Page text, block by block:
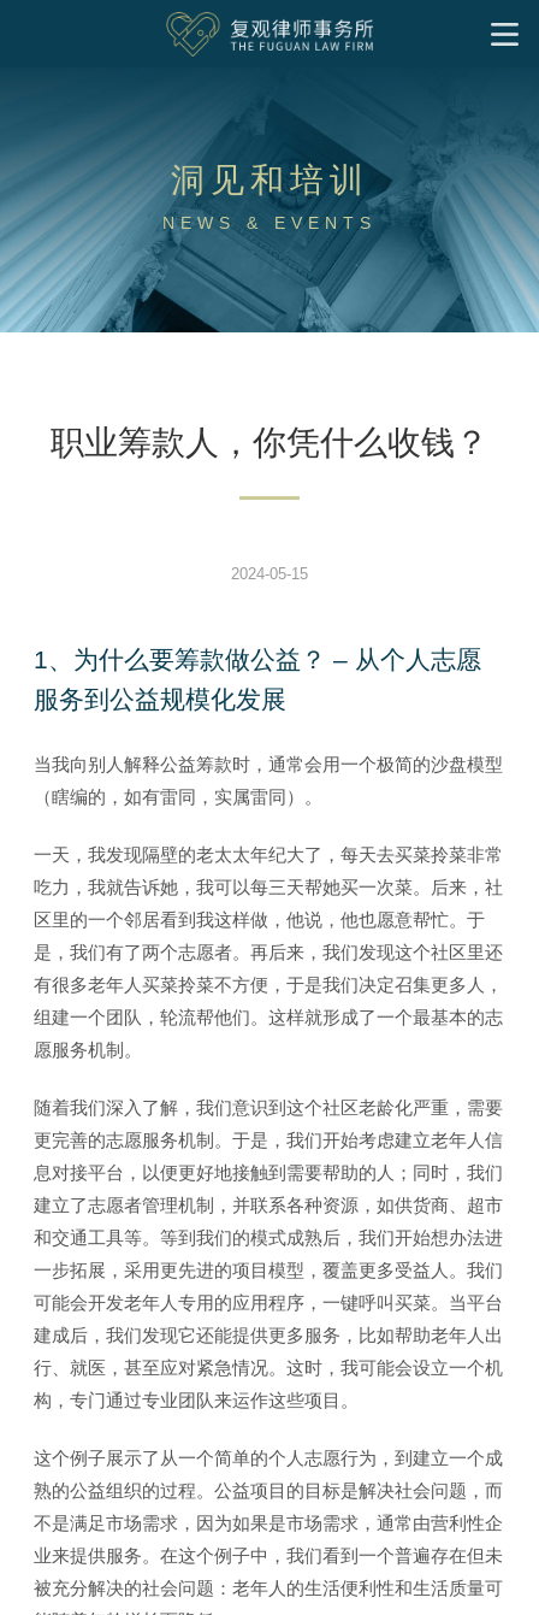
基金会
企业公益慈善
社会组织
境外非政府组织
慈善家
社会企业与影响力投资
洞见和培训
洞见
实务文章
往期培训
专项公益领域
社区慈善
气候变化和绿色发展
公益慈善出海
特殊需要家庭
律所文化
关于我们
专业人员
联系我们
公益法律服务
下载中心
律师
支持团队
实习岗位
中文
洞见和培训
NEWS & EVENTS
职业筹款人，你凭什么收钱？
2024-05-15
1、为什么要筹款做公益？ – 从个人志愿
服务到公益规模化发展
当我向别人解释公益筹款时，通常会用一个极简的沙盘模型
（瞎编的，如有雷同，实属雷同）。
一天，我发现隔壁的老太太年纪大了，每天去买菜拎菜非常
吃力，我就告诉她，我可以每三天帮她买一次菜。后来，社
区里的一个邻居看到我这样做，他说，他也愿意帮忙。于
是，我们有了两个志愿者。再后来，我们发现这个社区里还
有很多老年人买菜拎菜不方便，于是我们决定召集更多人，
组建一个团队，轮流帮他们。这样就形成了一个最基本的志
愿服务机制。
随着我们深入了解，我们意识到这个社区老龄化严重，需要
更完善的志愿服务机制。于是，我们开始考虑建立老年人信
息对接平台，以便更好地接触到需要帮助的人；同时，我们
建立了志愿者管理机制，并联系各种资源，如供货商、超市
和交通工具等。等到我们的模式成熟后，我们开始想办法进
一步拓展，采用更先进的项目模型，覆盖更多受益人。我们
可能会开发老年人专用的应用程序，一键呼叫买菜。当平台
建成后，我们发现它还能提供更多服务，比如帮助老年人出
行、就医，甚至应对紧急情况。这时，我可能会设立一个机
构，专门通过专业团队来运作这些项目。
这个例子展示了从一个简单的个人志愿行为，到建立一个成
熟的公益组织的过程。公益项目的目标是解决社会问题，而
不是满足市场需求，因为如果是市场需求，通常由营利性企
业来提供服务。在这个例子中，我们看到一个普遍存在但未
被充分解决的社会问题：老年人的生活便利性和生活质量可